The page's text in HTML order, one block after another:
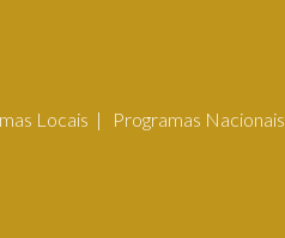
Locais
Programas Nacionais